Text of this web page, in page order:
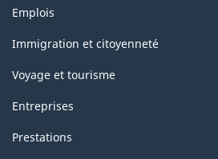
classification
Thèmes
sujets
Emplois
Immigration et citoyenneté
Voyage et tourisme
Entreprises
Prestations